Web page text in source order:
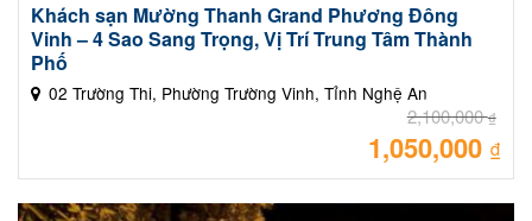
Khách sạn Mường Thanh Grand Phương Đông
Vinh – 4 Sao Sang Trọng, Vị Trí Trung Tâm Thành
Phố
02 Trường Thi, Phường Trường Vinh, Tỉnh Nghệ An
2,100,000₫
gốc
1,050,000 ₫
Giá
tại